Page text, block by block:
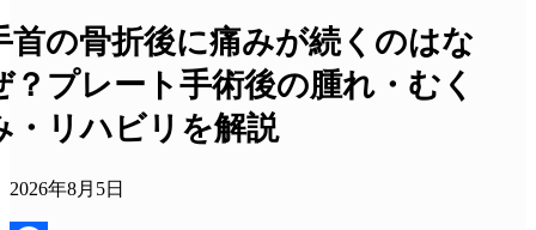
首の骨折後に痛みが続くのはな
？プレート手術後の腫れ・むく
・リハビリを解説
2026年8月5日